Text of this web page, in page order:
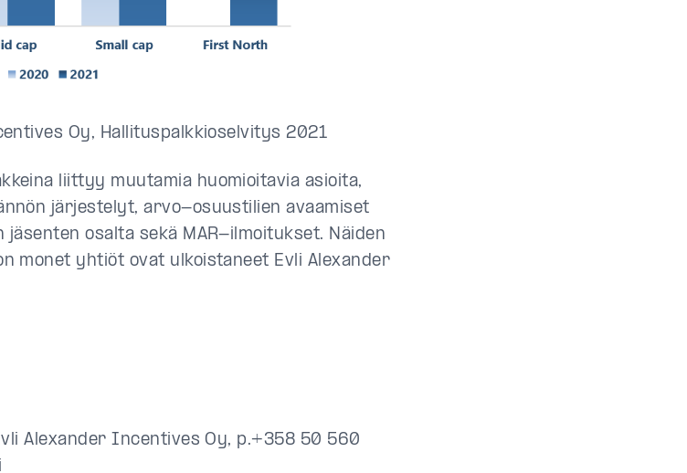
Oy, Hallituspalkkioselvitys 2021
liittyy muutamia huomioitavia asioita,
järjestelyt, arvo-osuustilien avaamiset
osalta sekä MAR-ilmoitukset. Näiden
monet yhtiöt ovat ulkoistaneet Evli Alexander
Alexander Incentives Oy, p.+358 50 560